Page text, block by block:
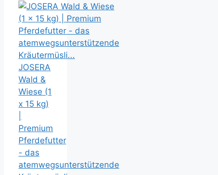
JOSERA
Wald &
Wiese (1
x 15 kg)
Premium
Pferdefutter
- das
atemwegsunterstützende